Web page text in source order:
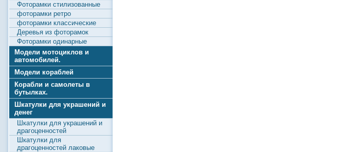
Фоторамки стилизованные
фоторамки ретро
фоторамки классические
Деревья из фоторамок
Фоторамки одинарные
Модели мотоциклов и
автомобилей.
Модели кораблей
Корабли и самолеты в
бутылках.
Шкатулки для украшений и
денег
Шкатулки для украшений и
драгоценностей
Шкатулки для
драгоценностей лаковые